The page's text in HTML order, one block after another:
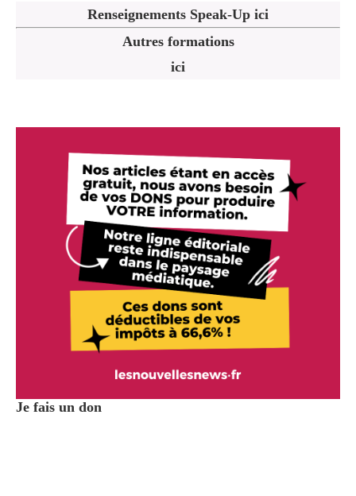
Renseignements Speak-Up ici
Autres formations
ici
Je fais un don